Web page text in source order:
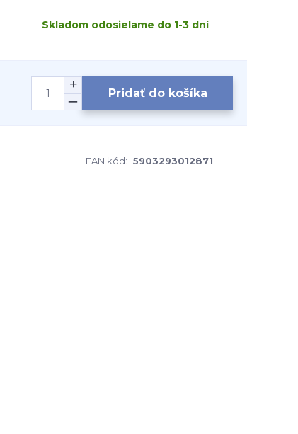
Skladom odosielame do 1-3 dní
Pridať do košíka
EAN kód: 5903293012871